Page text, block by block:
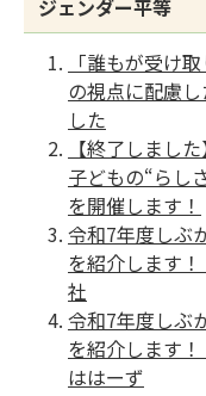
ジェンダー平等
「誰もが受け
の視点に配慮
した
【終了しまし
子どもの“らし
を開催します！
令和7年度しぶ
を紹介します
社
令和7年度しぶ
を紹介します
ははーず